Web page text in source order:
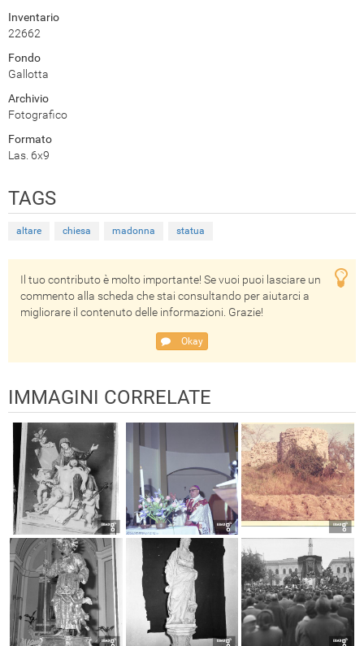
Inventario
22662
Fondo
Gallotta
Archivio
Fotografico
Formato
Las. 6x9
TAGS
altare chiesa madonna statua
Il tuo contributo è molto importante! Se vuoi puoi lasciare un
commento alla scheda che stai consultando per aiutarci a
migliorare il contenuto delle informazioni. Grazie!
Okay
IMMAGINI CORRELATE